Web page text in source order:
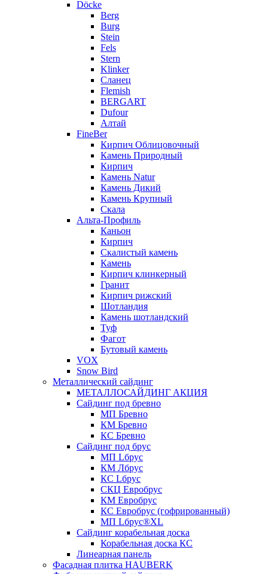
Döcke
Berg
Burg
Stein
Fels
Stern
Klinker
Сланец
Flemish
BERGART
Dufour
Алтай
FineBer
Кирпич Облицовочный
Камень Природный
Кирпич
Камень Natur
Камень Дикий
Камень Крупный
Скала
Альта-Профиль
Каньон
Кирпич
Скалистый камень
Камень
Кирпич клинкерный
Гранит
Кирпич рижский
Шотландия
Камень шотландский
Туф
Фагот
Бутовый камень
VOX
Snow Bird
Металлический сайдинг
МЕТАЛЛОСАЙДИНГ АКЦИЯ
Сайдинг под бревно
МП Бревно
КМ Бревно
КС Бревно
Сайдинг под брус
МП Lбрус
КМ Лбрус
КС Lбрус
СКЦ Евробрус
КМ Евробрус
КС Евробрус (гофрированный)
МП Lбрус®XL
Сайдинг корабельная доска
Корабельная доска КС
Линеарная панель
Фасадная плитка HAUBERK